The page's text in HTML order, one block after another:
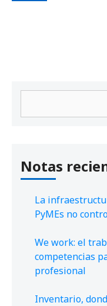
Notas
La
PyMEs no
We work: el
competencias
profesional
Inventario,